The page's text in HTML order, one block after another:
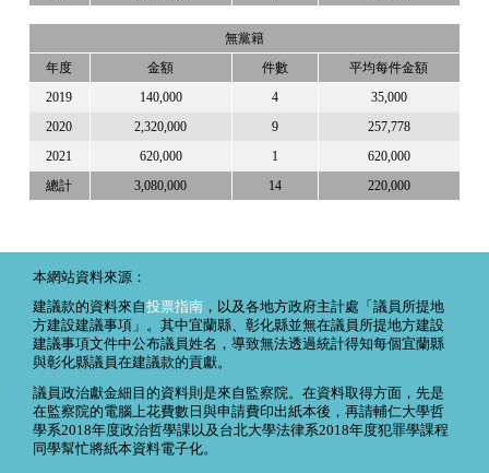
無黨籍
年度 金額 件數 平均每件金額
2019 140,000 4 35,000
2020 2,320,000 9 257,778
2021 620,000 1 620,000
總計 3,080,000 14 220,000
本網站資料來源：
建議款的資料來自投票指南 ，以及各地方政府主計處「議員所提地
方建設建議事項」。其中宜蘭縣、彰化縣並無在議員所提地方建設
建議事項文件中公布議員姓名，導致無法透過統計得知每個宜蘭縣
與彰化縣議員在建議款的貢獻。
議員政治獻金細目的資料則是來自監察院。在資料取得方面，先是
在監察院的電腦上花費數日與申請費印出紙本後，再請輔仁大學哲
學系2018年度政治哲學課以及台北大學法律系2018年度犯罪學課程
同學幫忙將紙本資料電子化。